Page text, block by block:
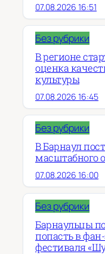
07.08.2026 16:51
Без рубрики
В регионе
оценка
культуры
07.08.2026 16:45
Без рубрики
В Барнаул
масштабного
07.08.2026 16:00
Без рубрики
Барнаульцы
попасть в
фестиваля